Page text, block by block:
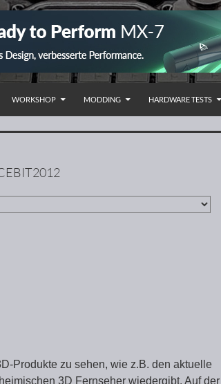
WORKSHOP MODDING HARDWARE TESTS
Produkte zu sehen, wie z.B. den aktuelle
3D Fernseher wiedergibt. Auf der